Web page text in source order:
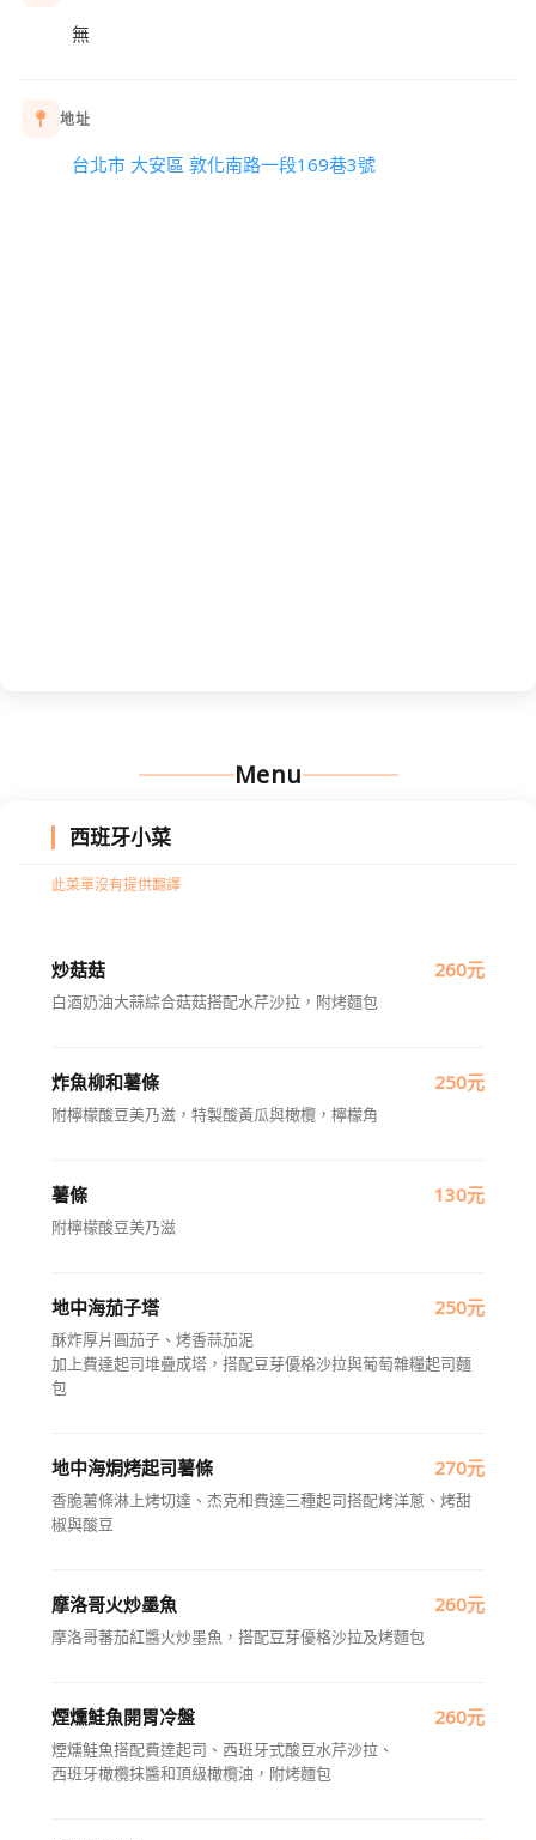
無
地址
台北市 大安區 敦化南路一段169巷3號
Menu
西班牙小菜
此菜單沒有提供翻譯
炒菇菇 260元
白酒奶油大蒜綜合菇菇搭配水芹沙拉，附烤麵包
炸魚柳和薯條 250元
附檸檬酸豆美乃滋，特製酸黃瓜與橄欖，檸檬角
薯條 130元
附檸檬酸豆美乃滋
地中海茄子塔 250元
酥炸厚片圓茄子、烤香蒜茄泥
加上費達起司堆疊成塔，搭配豆芽優格沙拉與葡萄雜糧起司麵
包
地中海焗烤起司薯條 270元
香脆薯條淋上烤切達、杰克和費達三種起司搭配烤洋蔥、烤甜
椒與酸豆
摩洛哥火炒墨魚 260元
摩洛哥蕃茄紅醬火炒墨魚，搭配豆芽優格沙拉及烤麵包
煙燻鮭魚開胃冷盤 260元
煙燻鮭魚搭配費達起司、西班牙式酸豆水芹沙拉、
西班牙橄欖抹醬和頂級橄欖油，附烤麵包